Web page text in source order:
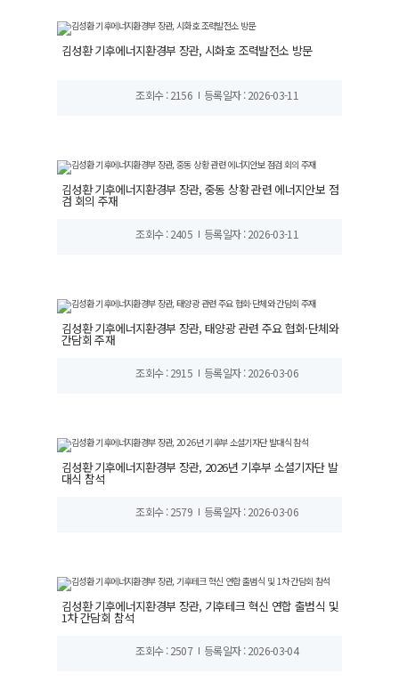
김성환 기후에너지환경부 장관, 시화호 조력발전소 방문
조회수 : 2156 등록일자 : 2026-03-11
김성환 기후에너지환경부 장관, 중동 상황 관련 에너지안보 점
검 회의 주재
조회수 : 2405 등록일자 : 2026-03-11
김성환 기후에너지환경부 장관, 태양광 관련 주요 협회·단체와
간담회 주재
조회수 : 2915 등록일자 : 2026-03-06
김성환 기후에너지환경부 장관, 2026년 기후부 소셜기자단 발
대식 참석
조회수 : 2579 등록일자 : 2026-03-06
김성환 기후에너지환경부 장관, 기후테크 혁신 연합 출범식 및
1차 간담회 참석
조회수 : 2507 등록일자 : 2026-03-04